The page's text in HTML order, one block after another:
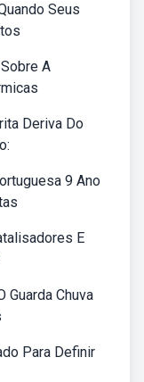
Seus
A
Deriva Do
9 Ano
E
Guarda Chuva
Para Definir